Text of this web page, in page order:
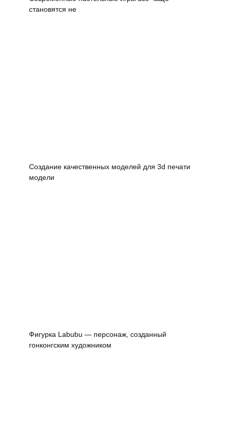
становятся не
Создание качественных моделей для 3d печати
модели
Фигурка Labubu — персонаж, созданный
гонконгским художником